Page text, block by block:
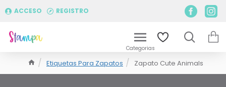
ACCESO REGISTRO
Etiquetas Para Zapatos Zapato Cute Animals